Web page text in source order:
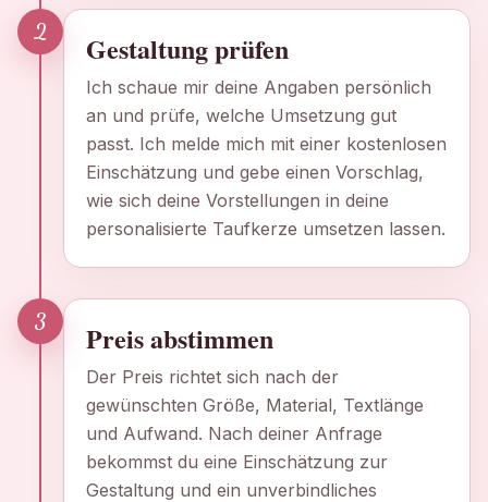
2 Gestaltung prüfen
Ich schaue mir deine Angaben persönlich
an und prüfe, welche Umsetzung gut
passt. Ich melde mich mit einer kostenlosen
Einschätzung und gebe einen Vorschlag,
wie sich deine Vorstellungen in deine
personalisierte Taufkerze umsetzen lassen.
3 Preis abstimmen
Der Preis richtet sich nach der
gewünschten Größe, Material, Textlänge
und Aufwand. Nach deiner Anfrage
bekommst du eine Einschätzung zur
Gestaltung und ein unverbindliches